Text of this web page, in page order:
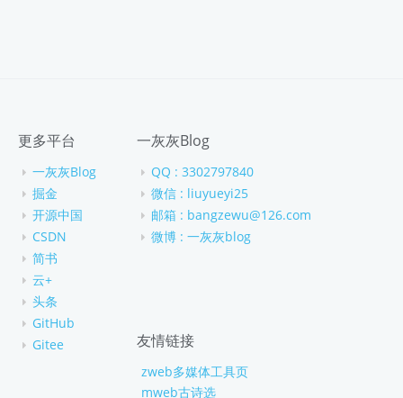
更多平台
一灰灰Blog
掘金
开源中国
CSDN
简书
云+
头条
GitHub
Gitee
一灰灰Blog
QQ : 3302797840
微信 : liuyueyi25
邮箱 : bangzewu@126.com
微博 : 一灰灰blog
友情链接
zweb多媒体工具页
mweb古诗选